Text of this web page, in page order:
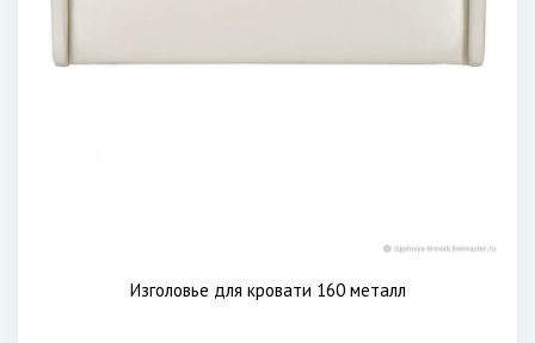
Изголовье для кровати 160 металл